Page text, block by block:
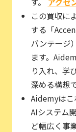
この買収に
する「
バンテージ
ます。
り入れ、学
深める構想
Aidemyはこ
AIシステム
ど幅広く事